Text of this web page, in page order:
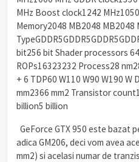
MHz Boost clock1242
Memory2048 MB2048 MB2048
bit256 bit Shader processors
ROPs16323232 Process28
+ 6 TDP60 W110 W90 W190 W
mm2366 mm2 Transistor
billion5 billion
GeForce GTX 950 este bazat
adica GM206, deci vom avea
mm2) si acelasi numar de